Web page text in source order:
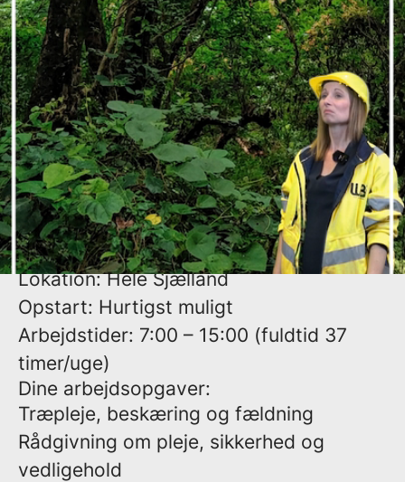
Vi søger en arborist eller skov- og
naturtekniker!
Har du grønne fingre, solid faglighed og
lysten til at tage ansvar i det fri? Så har
vi et job, hvor du både kan udfolde dit
håndværk, være en vigtig del af et
stærkt team og samtidig sætte dit præg
på nogle af Danmarks flotte grønne
områder.
Lokation, opstart og arbejdstider
Lokation:Hele Sjælland
Opstart: Hurtigst muligt
Arbejdstider: 7:00 – 15:00 (fuldtid 37
timer/uge)
Dine arbejdsopgaver:
Træpleje, beskæring og fældning
Rådgivning om pleje, sikkerhed og
vedligehold